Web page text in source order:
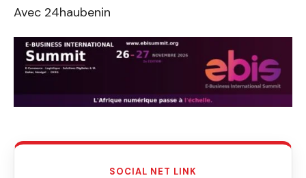
Avec 24haubenin
SOCIAL NET LINK